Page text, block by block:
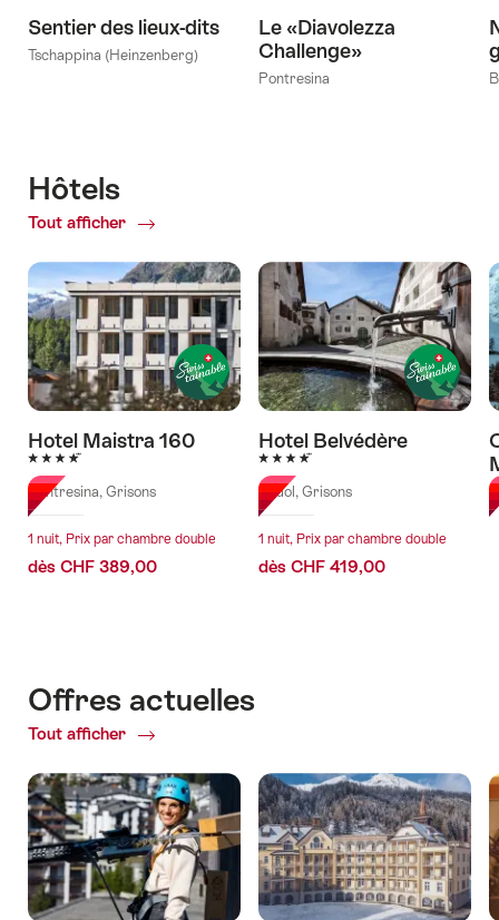
Sentier des lieux-dits
Tschappina (Heinzenberg)
Le «Diavolezza
Challenge»
Pontresina
Hôtels
Tout afficher
of
Hotel Maistra 160
4 étoiles
Pontresina, Grisons
1 nuit, Prix par chambre double
dès CHF 389,00
Hotel Belvédère
4 étoiles
Scuol, Grisons
1 nuit, Prix par chambre double
dès CHF 419,00
Offres actuelles
Tout afficher
Offres